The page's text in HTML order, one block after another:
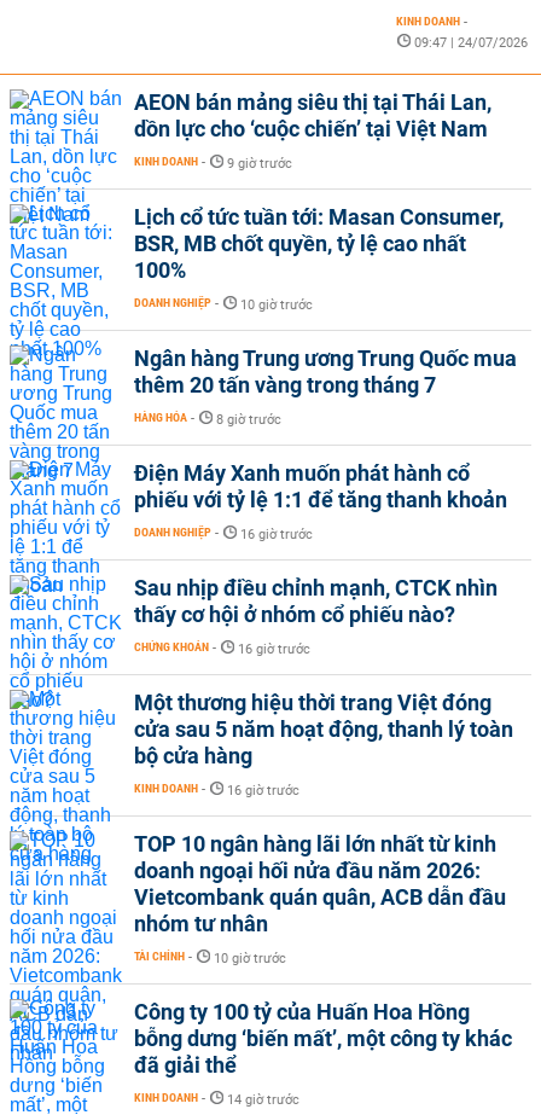
KINH DOANH -
09:47 | 24/07/2026
AEON bán mảng siêu thị tại Thái Lan,
dồn lực cho ‘cuộc chiến’ tại Việt Nam
KINH DOANH - 9 giờ trước
Lịch cổ tức tuần tới: Masan Consumer,
BSR, MB chốt quyền, tỷ lệ cao nhất
100%
DOANH NGHIỆP - 10 giờ trước
Ngân hàng Trung ương Trung Quốc mua
thêm 20 tấn vàng trong tháng 7
HÀNG HÓA - 8 giờ trước
Điện Máy Xanh muốn phát hành cổ
phiếu với tỷ lệ 1:1 để tăng thanh khoản
DOANH NGHIỆP - 16 giờ trước
Sau nhịp điều chỉnh mạnh, CTCK nhìn
thấy cơ hội ở nhóm cổ phiếu nào?
CHỨNG KHOÁN - 16 giờ trước
Một thương hiệu thời trang Việt đóng
cửa sau 5 năm hoạt động, thanh lý toàn
bộ cửa hàng
KINH DOANH - 16 giờ trước
TOP 10 ngân hàng lãi lớn nhất từ kinh
doanh ngoại hối nửa đầu năm 2026:
Vietcombank quán quân, ACB dẫn đầu
nhóm tư nhân
TÀI CHÍNH - 10 giờ trước
Công ty 100 tỷ của Huấn Hoa Hồng
bỗng dưng ‘biến mất’, một công ty khác
đã giải thể
KINH DOANH - 14 giờ trước